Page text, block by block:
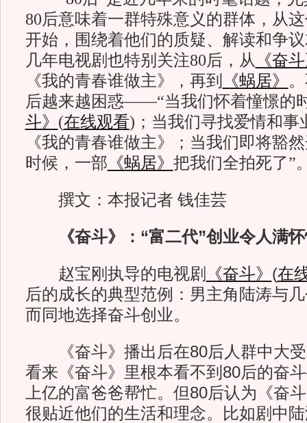
80后意味着一群特殊意义的群体，从
开始，围绕着他们的质疑、解读和争
几年电视剧也特别关注80后，从 《奋
《我的青春谁做主》，再到
《蜗居》
后越来越困惑——“当我们怀着憧憬的
斗》 (在线观看)；当我们寻找爱情和事
《我的青春谁做主》；当我们即将豁
时候，一部 《蜗居》 把我们全拍死了”
撰文：本报记者 钱佳芸
《奋斗》：“富二代”创业令人满
赵宝刚执导的电视剧 《奋斗》 (在
后的成长的典型范例：男主角陆涛与
而同地选择奋斗创业。
《奋斗》播出后在80后人群中大受
看来《奋斗》里根本看不到80后的奋
上亿的富爸爸帮忙。但80后认为《奋
很贴近他们的生活和理念。比如剧中